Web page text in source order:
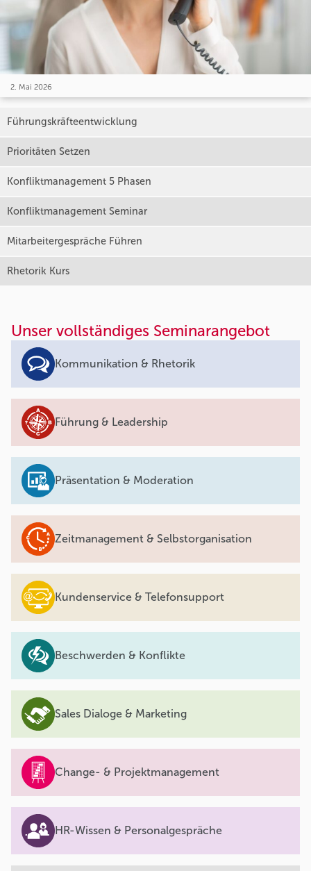
2. Mai 2026
Führungskräfteentwicklung
Prioritäten Setzen
Konfliktmanagement 5 Phasen
Konfliktmanagement Seminar
Mitarbeitergespräche Führen
Rhetorik Kurs
Unser vollständiges Seminarangebot
Kommunikation & Rhetorik
Führung & Leadership
Präsentation & Moderation
Zeitmanagement & Selbstorganisation
Kundenservice & Telefonsupport
Beschwerden & Konflikte
Sales Dialoge & Marketing
Change- & Projektmanagement
HR-Wissen & Personalgespräche